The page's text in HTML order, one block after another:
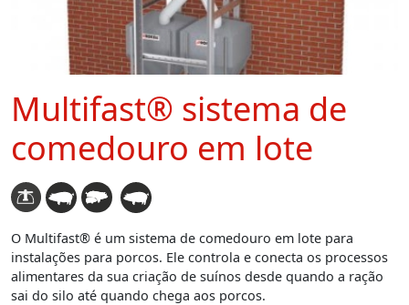
Multifast® sistema de
comedouro em lote
O Multifast® é um sistema de comedouro em lote para
instalações para porcos. Ele controla e conecta os processos
alimentares da sua criação de suínos desde quando a ração
sai do silo até quando chega aos porcos.